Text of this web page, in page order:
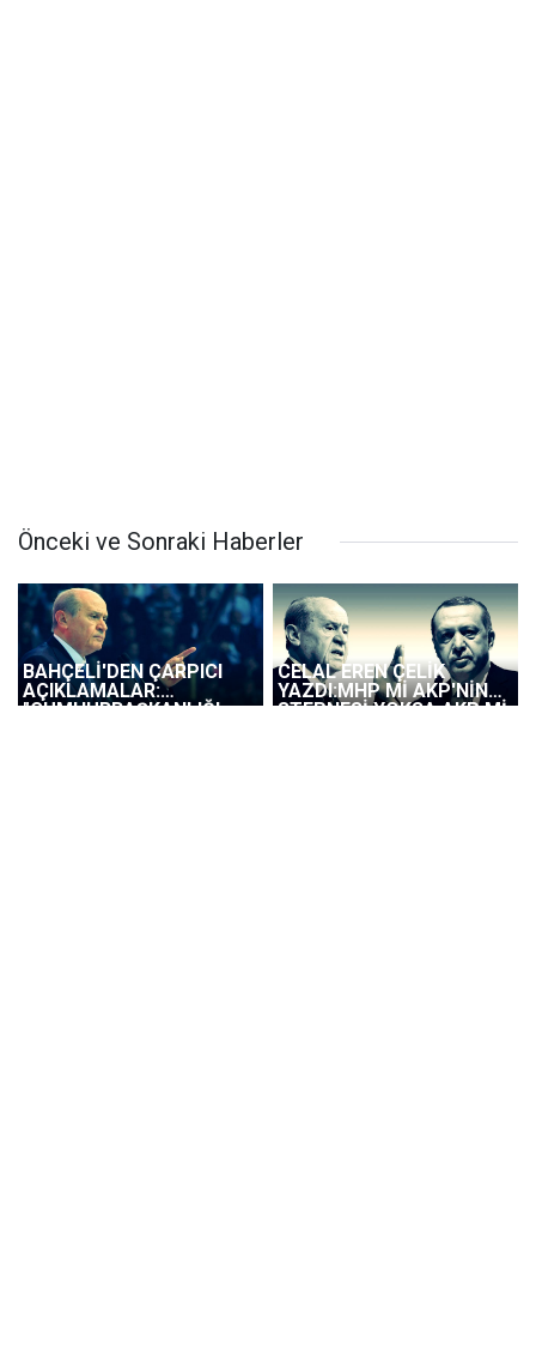
Önceki ve Sonraki Haberler
BAHÇELİ'DEN ÇARPICI
AÇIKLAMALAR:
"CUMHURBAŞKANLIĞI
CELAL EREN ÇELİK
YAZDI:MHP Mİ AKP'NİN
STEPNESİ YOKSA AKP Mİ